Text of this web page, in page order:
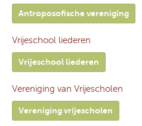
Antroposofische vereniging
Vrijeschool liederen
Vrijeschool liederen
Vereniging van Vrijescholen
Vereniging vrijescholen